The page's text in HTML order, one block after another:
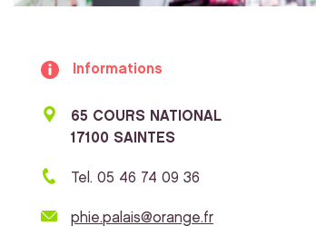
Informations
65 COURS NATIONAL
17100 SAINTES
Tel. 05 46 74 09 36
phie.palais@orange.fr